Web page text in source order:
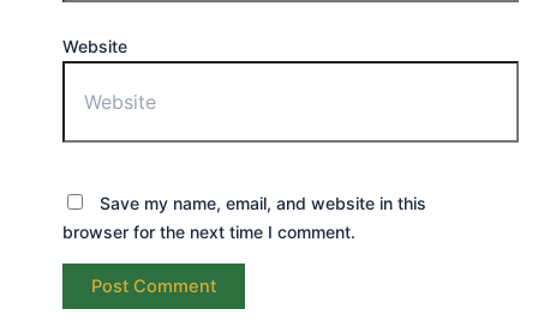
Website
Save my name, email, and website in this
browser for the next time I comment.